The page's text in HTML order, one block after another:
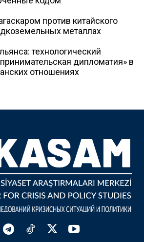
против китайского
металлах
технологический
дипломатия» в
отношениях